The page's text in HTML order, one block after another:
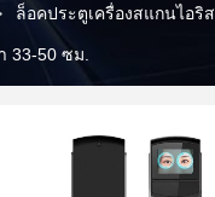
ล็อคประตูเครื่องสแกนไอริส
33-50 ซม.